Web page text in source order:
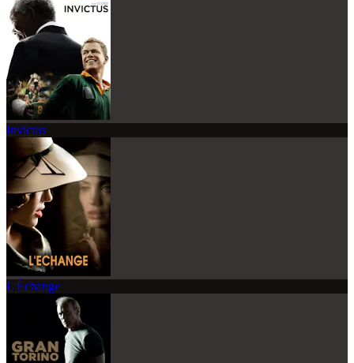
Invictus
L'Échange